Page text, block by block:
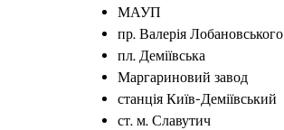
МАУП
пр. Валерія Лобановського
пл. Деміївська
Маргариновий завод
станція Київ-Деміївський
ст. м. Славутич